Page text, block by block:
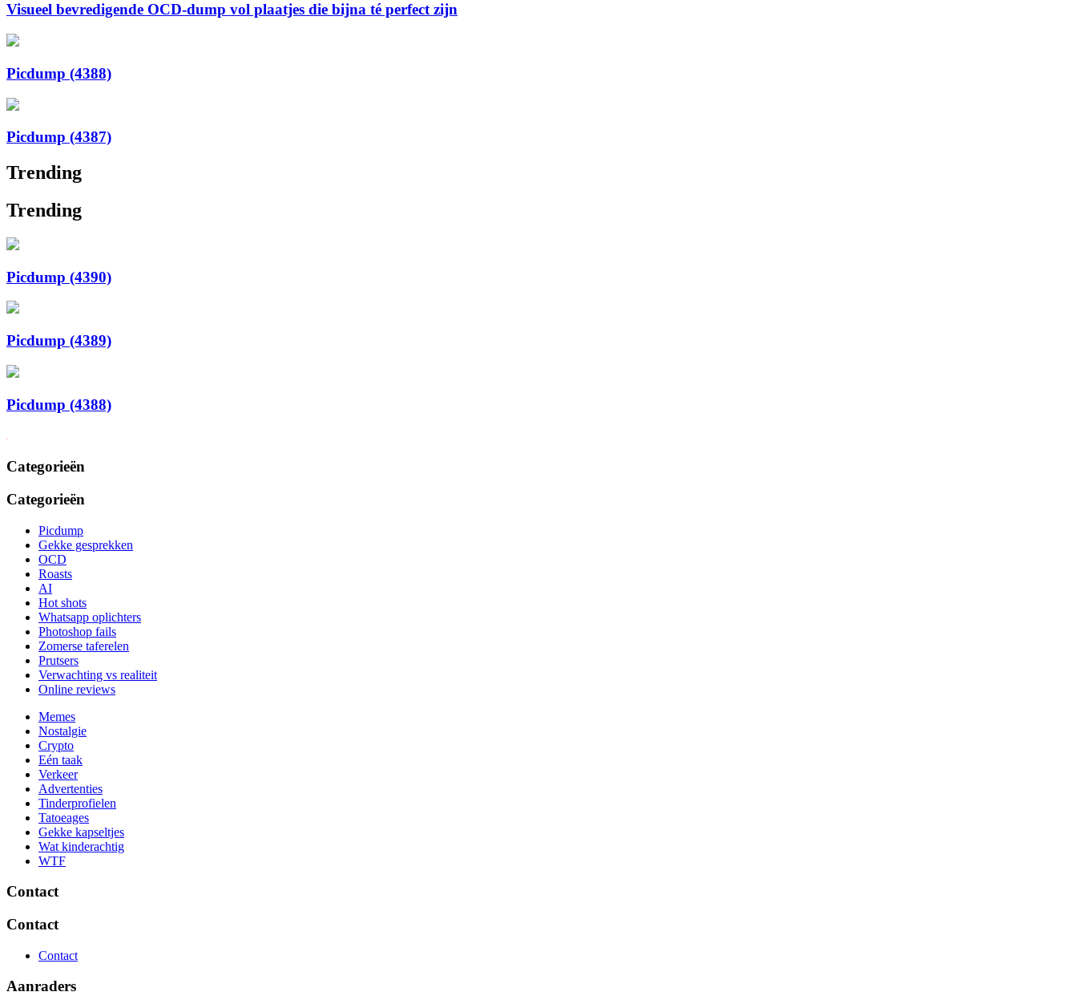
Visueel bevredigende OCD-dump vol plaatjes die bijna té perfect zijn
Picdump (4388)
Picdump (4387)
Trending
Trending
Picdump (4390)
Picdump (4389)
Picdump (4388)
Categorieën
Categorieën
Picdump
Gekke gesprekken
OCD
Roasts
AI
Hot shots
Whatsapp oplichters
Photoshop fails
Zomerse taferelen
Prutsers
Verwachting vs realiteit
Online reviews
Memes
Nostalgie
Crypto
Eén taak
Verkeer
Advertenties
Tinderprofielen
Tatoeages
Gekke kapseltjes
Wat kinderachtig
WTF
Contact
Contact
Contact
Aanraders